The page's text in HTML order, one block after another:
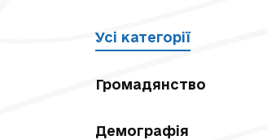
Усі категорії
Громадянство
Демографія